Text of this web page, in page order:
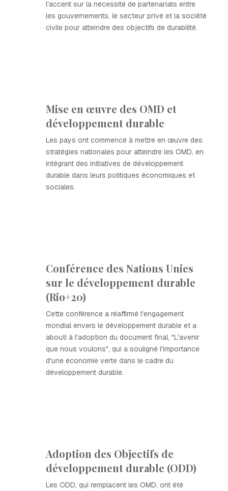
l'accent sur la nécessité de partenariats entre
les gouvernements, le secteur privé et la société
civile pour atteindre des objectifs de durabilité.
Mise en œuvre des OMD et
développement durable
Les pays ont commencé à mettre en œuvre des
stratégies nationales pour atteindre les OMD, en
intégrant des initiatives de développement
durable dans leurs politiques économiques et
sociales.
Conférence des Nations Unies
sur le développement durable
(Rio+20)
Cette conférence a réaffirmé l'engagement
mondial envers le développement durable et a
abouti à l'adoption du document final, "L'avenir
que nous voulons", qui a souligné l'importance
d'une économie verte dans le cadre du
développement durable.
Adoption des Objectifs de
développement durable (ODD)
Les ODD, qui remplacent les OMD, ont été